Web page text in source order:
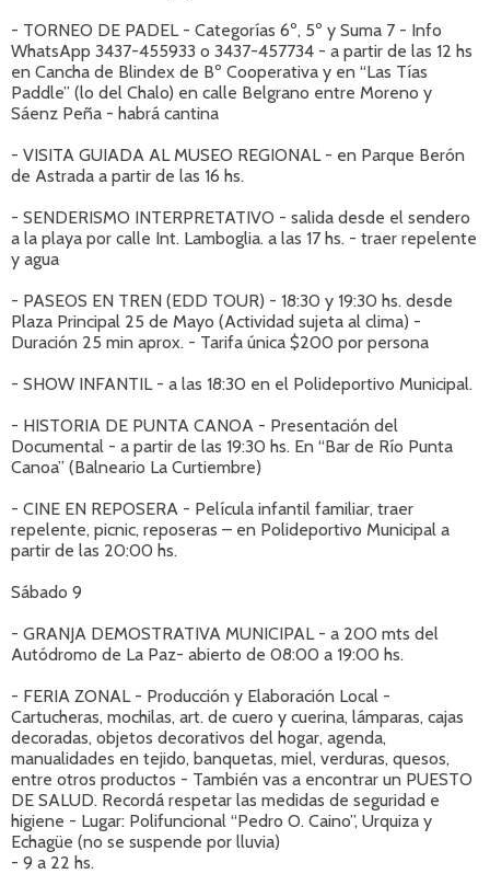
- TORNEO DE PADEL - Categorías 6º, 5º y Suma 7 - Info
WhatsApp 3437-455933 o 3437-457734 - a partir de las 12 hs
en Cancha de Blindex de Bº Cooperativa y en “Las Tías
Paddle” (lo del Chalo) en calle Belgrano entre Moreno y
Sáenz Peña - habrá cantina
- VISITA GUIADA AL MUSEO REGIONAL - en Parque Berón
de Astrada a partir de las 16 hs.
- SENDERISMO INTERPRETATIVO - salida desde el sendero
a la playa por calle Int. Lamboglia. a las 17 hs. - traer repelente
y agua
- PASEOS EN TREN (EDD TOUR) - 18:30 y 19:30 hs. desde
Plaza Principal 25 de Mayo (Actividad sujeta al clima) -
Duración 25 min aprox. - Tarifa única $200 por persona
- SHOW INFANTIL - a las 18:30 en el Polideportivo Municipal.
- HISTORIA DE PUNTA CANOA - Presentación del
Documental - a partir de las 19:30 hs. En “Bar de Río Punta
Canoa” (Balneario La Curtiembre)
- CINE EN REPOSERA - Película infantil familiar, traer
repelente, picnic, reposeras – en Polideportivo Municipal a
partir de las 20:00 hs.
Sábado 9
- GRANJA DEMOSTRATIVA MUNICIPAL - a 200 mts del
Autódromo de La Paz- abierto de 08:00 a 19:00 hs.
- FERIA ZONAL - Producción y Elaboración Local -
Cartucheras, mochilas, art. de cuero y cuerina, lámparas, cajas
decoradas, objetos decorativos del hogar, agenda,
manualidades en tejido, banquetas, miel, verduras, quesos,
entre otros productos - También vas a encontrar un PUESTO
DE SALUD. Recordá respetar las medidas de seguridad e
higiene - Lugar: Polifuncional “Pedro O. Caino”, Urquiza y
Echagüe (no se suspende por lluvia)
- 9 a 22 hs.